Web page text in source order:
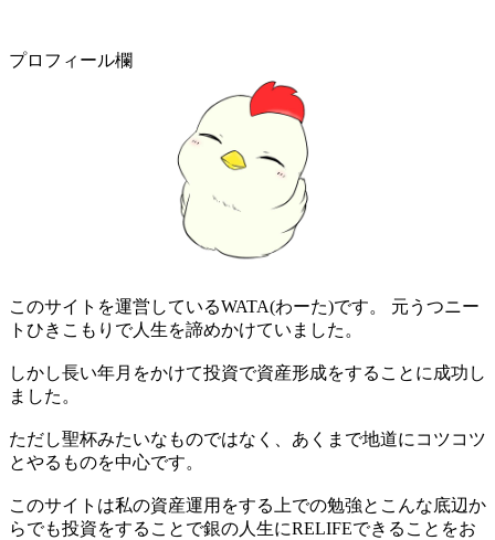
プロフィール欄
このサイトを運営しているWATA(わーた)です。 元うつニー
トひきこもりで人生を諦めかけていました。
しかし長い年月をかけて投資で資産形成をすることに成功し
ました。
ただし聖杯みたいなものではなく、あくまで地道にコツコツ
とやるものを中心です。
このサイトは私の資産運用をする上での勉強とこんな底辺か
らでも投資をすることで銀の人生にRELIFEできることをお